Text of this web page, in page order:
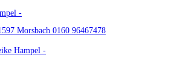
Morsbach 0160 96467478